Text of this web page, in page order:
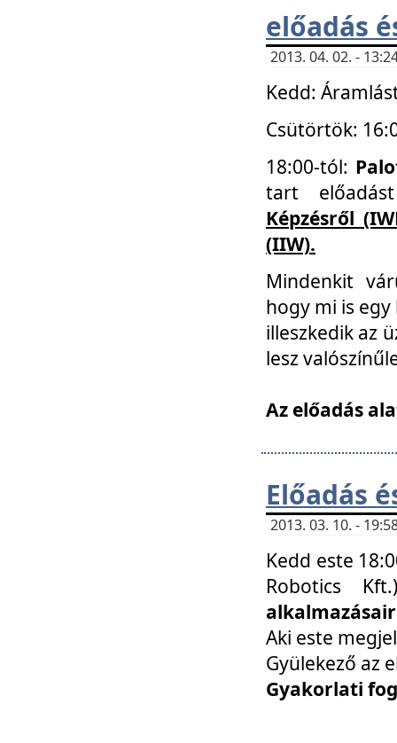
előadás
2013. 04. 02. -
Kedd:
Csütörtök:
18:00-tól:
tart
Képzésről
(IIW).
Mindenkit
hogy mi is
illeszkedik az
lesz
Az előadás
Előadás
2013. 03. 10. -
Kedd este
Robotics
Aki este
Gyülekező az
Gyakorlati